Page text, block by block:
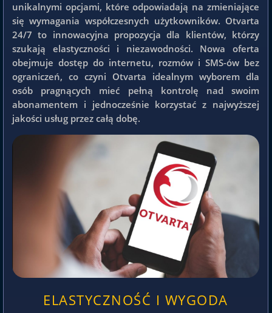
unikalnymi opcjami, które odpowiadają na zmieniające
się wymagania współczesnych użytkowników. Otvarta
24/7 to innowacyjna propozycja dla klientów, którzy
szukają elastyczności i niezawodności. Nowa oferta
obejmuje dostęp do internetu, rozmów i SMS-ów bez
ograniczeń, co czyni Otvarta idealnym wyborem dla
osób pragnących mieć pełną kontrolę nad swoim
abonamentem i jednocześnie korzystać z najwyższej
jakości usług przez całą dobę.
ELASTYCZNOŚĆ I WYGODA